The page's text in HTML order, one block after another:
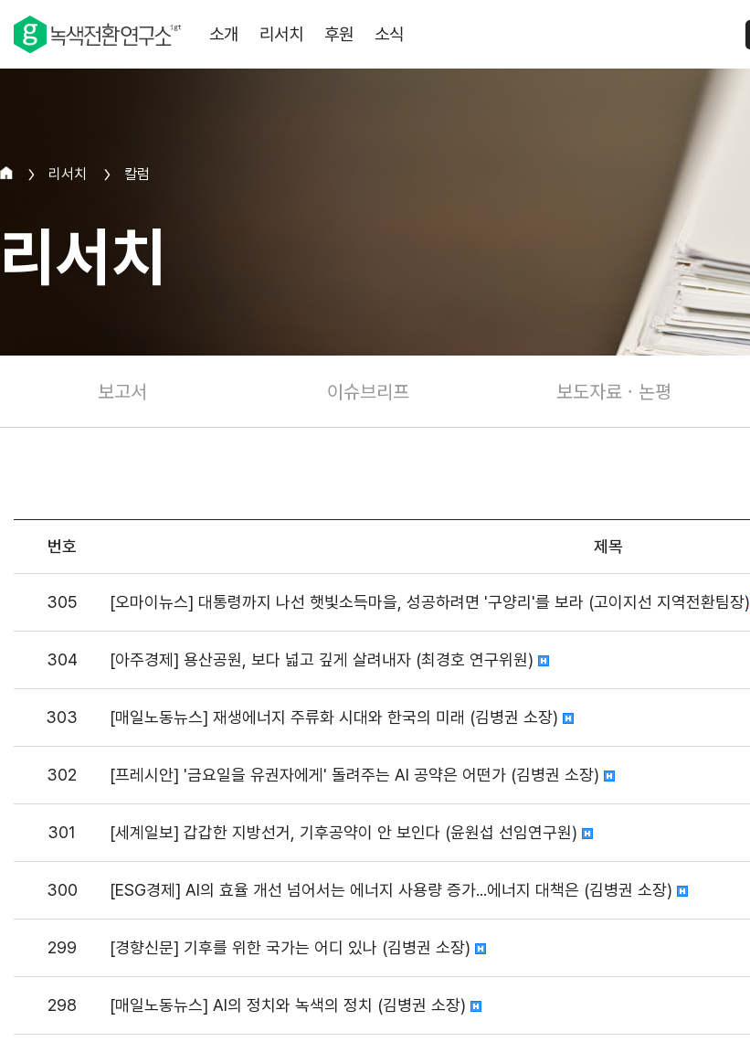
소개 리서치 후원 소식
> 리서치 > 칼럼
리서치
보고서 이슈브리프 보도자료 · 논평
번호 제목
305 [오마이뉴스] 대통령까지 나선 햇빛소득마을, 성공하려면 '구양리'를 보라 (고이지선 지역전환팀장)
304 [아주경제] 용산공원, 보다 넓고 깊게 살려내자 (최경호 연구위원)
303 [매일노동뉴스] 재생에너지 주류화 시대와 한국의 미래 (김병권 소장)
302 [프레시안] '금요일을 유권자에게' 돌려주는 AI 공약은 어떤가 (김병권 소장)
301 [세계일보] 갑갑한 지방선거, 기후공약이 안 보인다 (윤원섭 선임연구원)
300 [ESG경제] AI의 효율 개선 넘어서는 에너지 사용량 증가...에너지 대책은 (김병권 소장)
299 [경향신문] 기후를 위한 국가는 어디 있나 (김병권 소장)
298 [매일노동뉴스] AI의 정치와 녹색의 정치 (김병권 소장)